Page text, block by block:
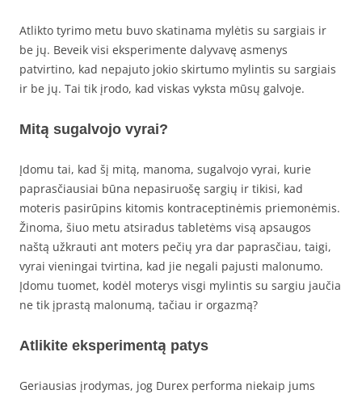
Atlikto tyrimo metu buvo skatinama mylėtis su sargiais ir
be jų. Beveik visi eksperimente dalyvavę asmenys
patvirtino, kad nepajuto jokio skirtumo mylintis su sargiais
ir be jų. Tai tik įrodo, kad viskas vyksta mūsų galvoje.
Mitą sugalvojo vyrai?
Įdomu tai, kad šį mitą, manoma, sugalvojo vyrai, kurie
paprasčiausiai būna nepasiruošę sargių ir tikisi, kad
moteris pasirūpins kitomis kontraceptinėmis priemonėmis.
Žinoma, šiuo metu atsiradus tabletėms visą apsaugos
naštą užkrauti ant moters pečių yra dar paprasčiau, taigi,
vyrai vieningai tvirtina, kad jie negali pajusti malonumo.
Įdomu tuomet, kodėl moterys visgi mylintis su sargiu jaučia
ne tik įprastą malonumą, tačiau ir orgazmą?
Atlikite eksperimentą patys
Geriausias įrodymas, jog Durex performa niekaip jums